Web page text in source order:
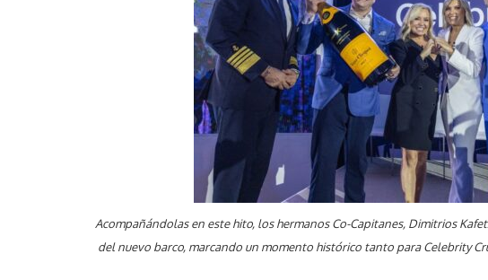
Acompañándolas en este hito, los hermanos Co-Capitanes, Dimitrios
del nuevo barco, marcando un momento histórico tanto para Celebrity